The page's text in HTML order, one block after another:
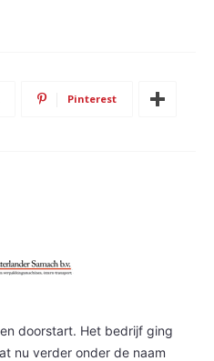
Pinterest
doorstart. Het bedrijf ging
nu verder onder de naam